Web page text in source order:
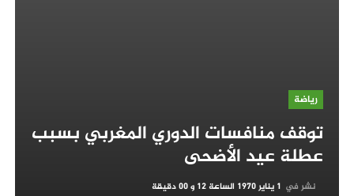
رياضة
توقف منافسات الدوري المغربي بسبب
عطلة عيد الأضحى
نشر في 1 يناير 1970 الساعة 12 و 00 دقيقة